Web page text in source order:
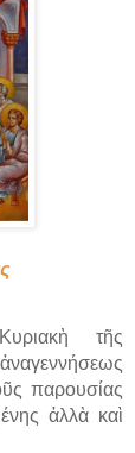
τῆς
παρουσίας
ἀλλὰ καὶ